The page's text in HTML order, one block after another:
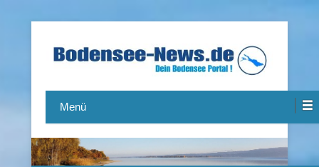
Bodensee-News.de
Menü